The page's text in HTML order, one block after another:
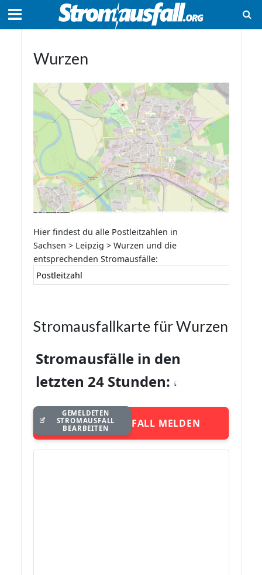
Wurzen
Hier findest du alle Postleitzahlen in
Sachsen > Leipzig > Wurzen und die
entsprechenden Stromausfälle:
Postleitzahl
Stromausfallkarte für Wurzen
Stromausfälle in den
letzten 24 Stunden:
STROMAUSFALL MELDEN
GEMELDETEN
STROMAUSFALL
BEARBEITEN